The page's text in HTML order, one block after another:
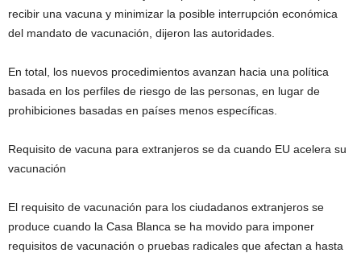
recibir una vacuna y minimizar la posible interrupción económica
del mandato de vacunación, dijeron las autoridades.
En total, los nuevos procedimientos avanzan hacia una política
basada en los perfiles de riesgo de las personas, en lugar de
prohibiciones basadas en países menos específicas.
Requisito de vacuna para extranjeros se da cuando EU acelera su
vacunación
El requisito de vacunación para los ciudadanos extranjeros se
produce cuando la Casa Blanca se ha movido para imponer
requisitos de vacunación o pruebas radicales que afectan a hasta